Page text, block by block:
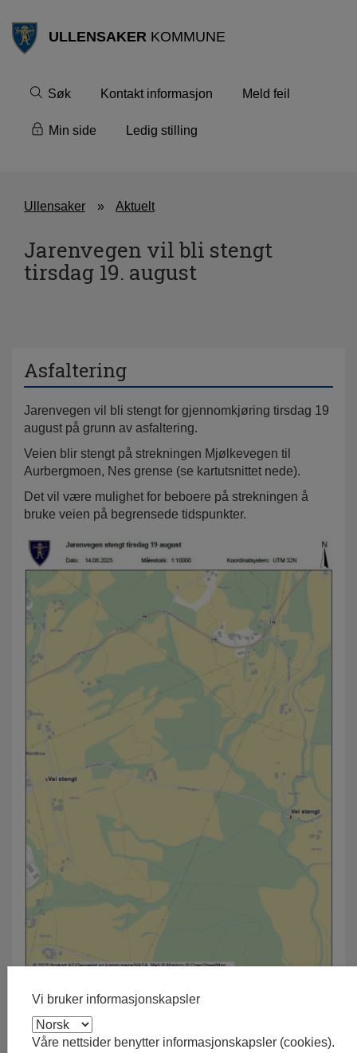
ULLENSAKERKOMMUNE
Søk Kontakt informasjon Meld feil
Min side Ledig stilling
Ullensaker Aktuelt
Jarenvegen vil bli stengt
tirsdag 19. august
Asfaltering
Jarenvegen vil bli stengt for gjennomkjøring tirsdag 19
august på grunn av asfaltering.
Veien blir stengt på strekningen Mjølkevegen til
Aurbergmoen, Nes grense (se kartutsnittet nede).
Det vil være mulighet for beboere på strekningen å
bruke veien på begrensede tidspunkter.
Publisert: 14.08.2025 09:24
Sist endret: 14.08.2025 09:25
Vi bruker informasjonskapsler
Våre nettsider benytter informasjonskapsler (cookies).